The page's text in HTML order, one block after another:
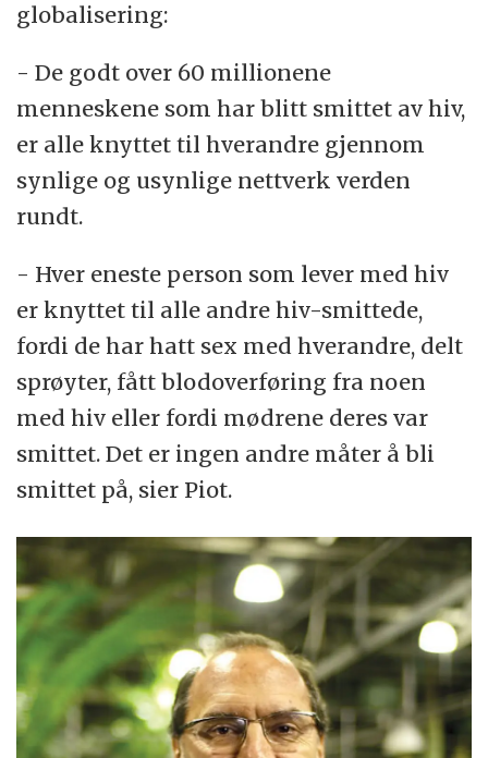
globalisering:
- De godt over 60 millionene
menneskene som har blitt smittet av hiv,
er alle knyttet til hverandre gjennom
synlige og usynlige nettverk verden
rundt.
- Hver eneste person som lever med hiv
er knyttet til alle andre hiv-smittede,
fordi de har hatt sex med hverandre, delt
sprøyter, fått blodoverføring fra noen
med hiv eller fordi mødrene deres var
smittet. Det er ingen andre måter å bli
smittet på, sier Piot.